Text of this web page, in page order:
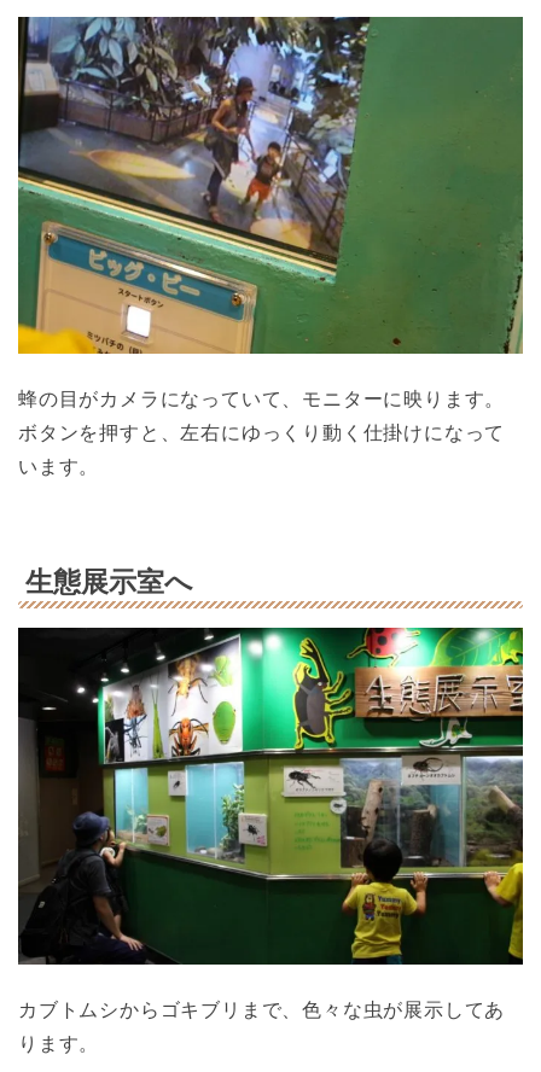
蜂の目がカメラになっていて、モニターに映ります。
ボタンを押すと、左右にゆっくり動く仕掛けになって
います。
生態展示室へ
カブトムシからゴキブリまで、色々な虫が展示してあ
ります。